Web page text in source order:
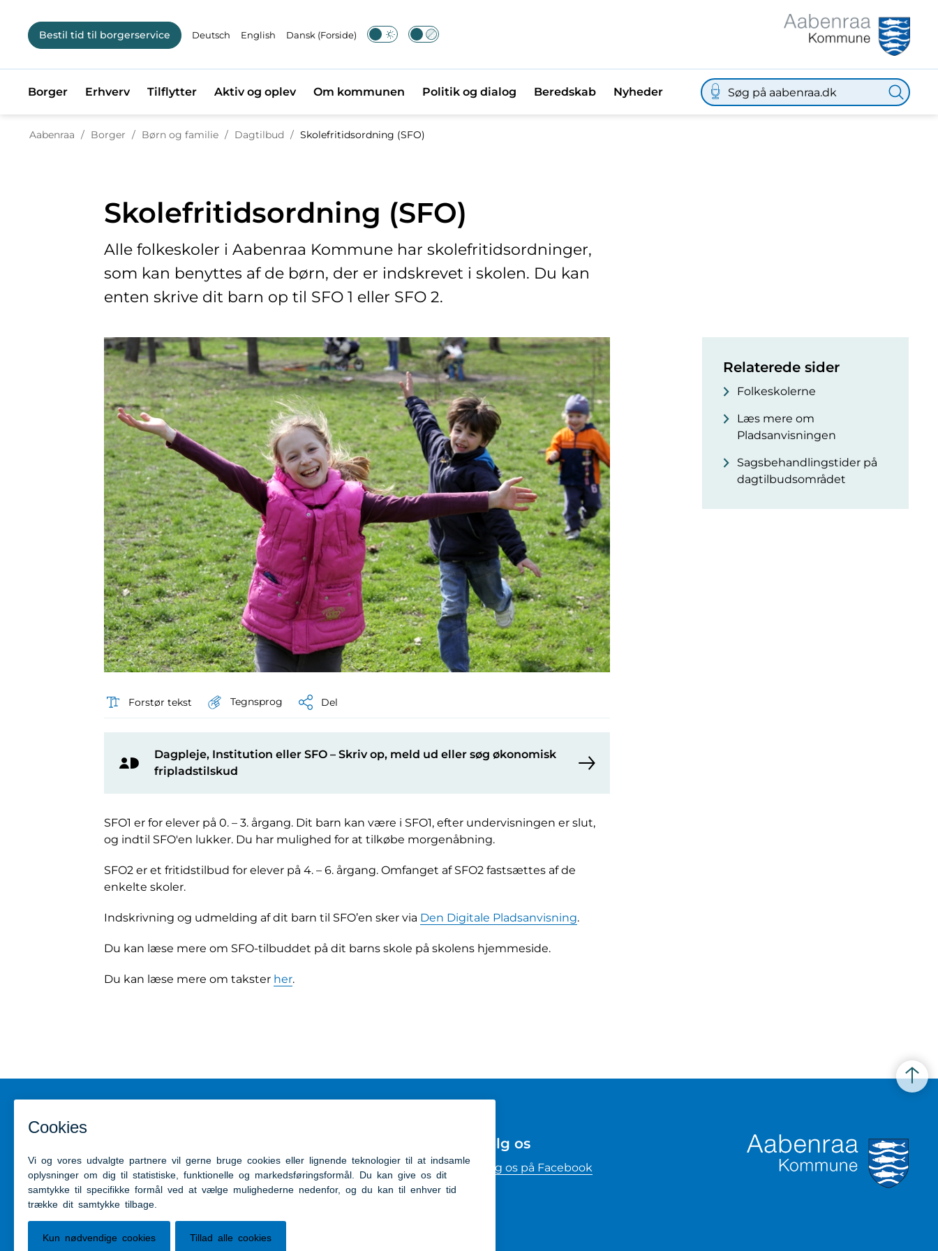
Bestil tid til borgerservice Deutsch English Dansk (Forside)
Borger Erhverv Tilflytter Aktiv og oplev Om kommunen Politik og dialog Beredskab Nyheder
Aabenraa / Borger / Børn og familie / Tilbage til
Dagtilbud / Skolefritidsordning (SFO)
Skolefritidsordning (SFO)
Alle folkeskoler i Aabenraa Kommune har skolefritidsordninger,
som kan benyttes af de børn, der er indskrevet i skolen. Du kan
enten skrive dit barn op til SFO 1 eller SFO 2.
Forstør tekst Tegnsprog Del
MitId
Dagpleje, Institution eller SFO – Skriv op, meld ud eller søg økonomisk
fripladstilskud
SFO1 er for elever på 0. – 3. årgang. Dit barn kan være i SFO1, efter undervisningen er slut,
og indtil SFO'en lukker. Du har mulighed for at tilkøbe morgenåbning.
SFO2 er et fritidstilbud for elever på 4. – 6. årgang. Omfanget af SFO2 fastsættes af de
enkelte skoler.
Indskrivning og udmelding af dit barn til SFO’en sker via Den Digitale Pladsanvisning.
Du kan læse mere om SFO-tilbuddet på dit barns skole på skolens hjemmeside.
Du kan læse mere om takster her.
Relaterede sider
Folkeskolerne
Læs mere om
Pladsanvisningen
Sagsbehandlingstider på
dagtilbudsområdet
Aabenraa Kommune
Skelbækvej 2
6200 Aabenraa
Tlf: 7376 7676
Mail:post@aabenraa.dk
Kontakt kommunen
Presserum
Følg os
Følg os på Facebook